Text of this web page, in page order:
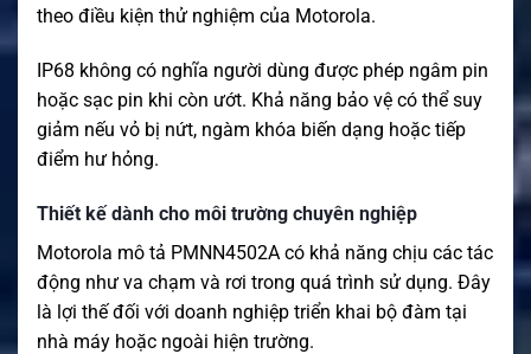
theo điều kiện thử nghiệm của Motorola.
IP68 không có nghĩa người dùng được phép ngâm pin
hoặc sạc pin khi còn ướt. Khả năng bảo vệ có thể suy
giảm nếu vỏ bị nứt, ngàm khóa biến dạng hoặc tiếp
điểm hư hỏng.
Thiết kế dành cho môi trường chuyên nghiệp
Motorola mô tả PMNN4502A có khả năng chịu các tác
động như va chạm và rơi trong quá trình sử dụng. Đây
là lợi thế đối với doanh nghiệp triển khai bộ đàm tại
nhà máy hoặc ngoài hiện trường.